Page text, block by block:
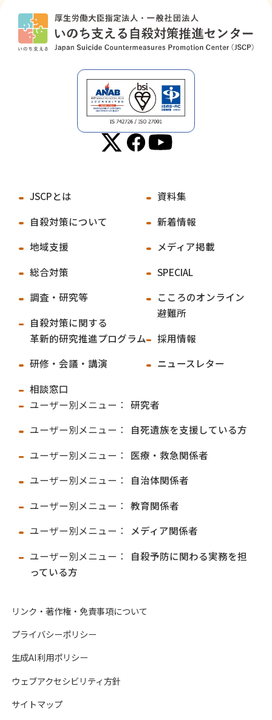
JSCPとは
自殺対策について
地域支援
総合対策
調査・研究等
自殺対策に関する
革新的研究推進プログラム
研修・会議・講演
相談窓口
資料集
新着情報
メディア掲載
SPECIAL
こころのオンライン
避難所
採用情報
ニュースレター
ユーザー別メニュー： 研究者
ユーザー別メニュー：
自死遺族を支援している方
ユーザー別メニュー：
医療・救急関係者
ユーザー別メニュー：
自治体関係者
ユーザー別メニュー： 教育関係者
ユーザー別メニュー：
メディア関係者
ユーザー別メニュー：
自殺予防に関わる実務を担
っている方
リンク・著作権・免責事項について
プライバシーポリシー
生成AI利用ポリシー
ウェブアクセシビリティ方針
サイトマップ